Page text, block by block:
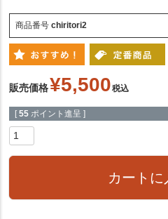
商品番号 chiritori2
販売価格¥5,500税込
[ 55 ポイント進呈 ]
カートに